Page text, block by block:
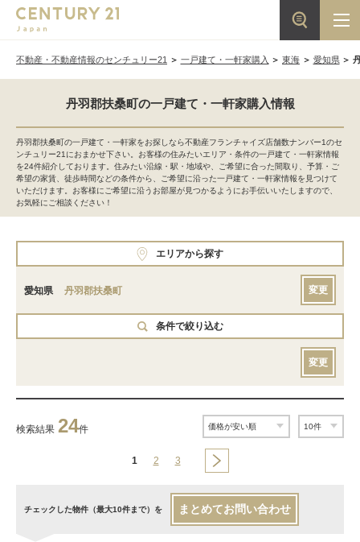
不動産・不動産情報のセンチュリー21 一戸建て・一軒家購入 東海 愛知県
丹羽郡扶桑町の一戸建て・一軒家購入情報
丹羽郡扶桑町の一戸建て・一軒家をお探しなら不動産フランチャイズ店舗数ナンバー1のセ
ンチュリー21におまかせ下さい。お客様の住みたいエリア・条件の一戸建て・一軒家情報
を24件紹介しております。住みたい沿線・駅・地域や、ご希望に合った間取り、予算・ご
希望の家賃、徒歩時間などの条件から、ご希望に沿った一戸建て・一軒家情報を見つけて
いただけます。お客様にご希望に沿うお部屋が見つかるようにお手伝いいたしますので、
お気軽にご相談ください！
エリアから探す
愛知県 丹羽郡扶桑町 変更
条件で絞り込む
変更
検索結果 24件
1 2 3
チェックした物件（最大10件まで）を まとめてお問い合わせ